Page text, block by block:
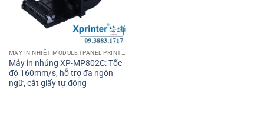
Máy in nhúng XP-MP802C: Tốc
độ 160mm/s, hỗ trợ đa ngôn
ngữ, cắt giấy tự động